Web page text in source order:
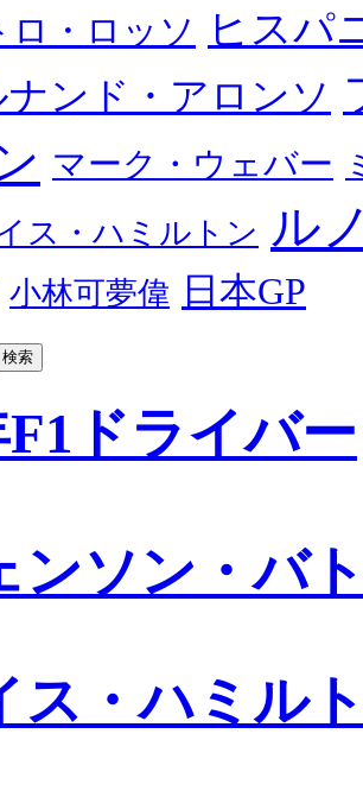
ロ・ロッソ ヒスパ
ンド・アロンソ
マーク・ウェバー
ス・ハミルトン ル
小林可夢偉 日本GP
F1ドライバー
ンソン・バ
ス・ハミル